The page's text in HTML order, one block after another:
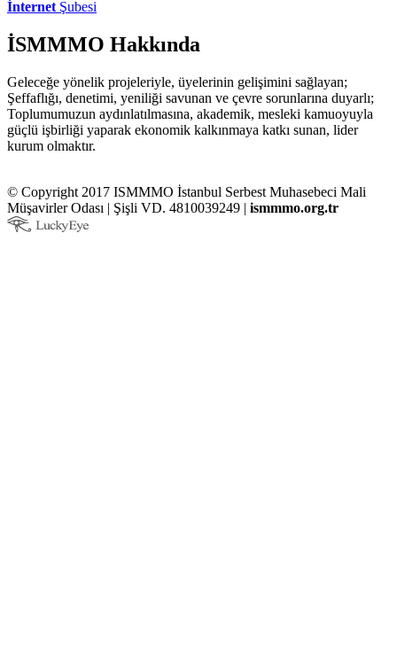
İnternet Şubesi
İSMMMO Hakkında
Geleceğe yönelik projeleriyle, üyelerinin gelişimini sağlayan;
Şeffaflığı, denetimi, yeniliği savunan ve çevre sorunlarına duyarlı;
Toplumumuzun aydınlatılmasına, akademik, mesleki kamuoyuyla
güçlü işbirliği yaparak ekonomik kalkınmaya katkı sunan, lider
kurum olmaktır.
© Copyright 2017 ISMMMO İstanbul Serbest Muhasebeci Mali
Müşavirler Odası | Şişli VD. 4810039249 | ismmmo.org.tr